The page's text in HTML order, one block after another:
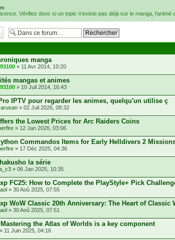
Vérifiez donc si un topic n'existe pas déjà sur le manga, l'animé
manga
» 11 Avr 2014, 10:20
mangas et animes
» 10 Juil 2014, 16:43
IPTV pour regarder les animes, quelqu'un utilise ç
» 02 Juil 2026, 08:32
the Lowest Prices for Arc Raiders Coins
» 12 Jan 2026, 03:06
Commandos Items for Early Helldivers 2
» 17 Déc 2025, 04:36
la série
» 06 Jan 2025, 10:35
FC25: How to Complete the PlayStyle+ Pick
» 30 Aoû 2025, 07:55
WoW Classic 20th Anniversary: The Heart of Classic
» 30 Aoû 2025, 07:51
the Atlas of Worlds is a key component
» 11 Juin 2025, 04:16